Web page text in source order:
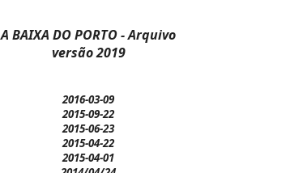
A BAIXA DO PORTO - Arquivo
versão 2019
2016-03-09
2015-09-22
2015-06-23
2015-04-22
2015-04-01